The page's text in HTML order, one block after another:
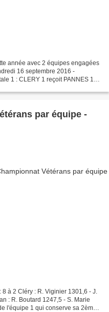
année avec 2 équipes engagées
16 septembre 2016 -
1 : CLERY 1 reçoit PANNES 1 Il
par équipe -
à 2 Cléry : R. Viginier 1301,6 - J.
: R. Boutard 1247,5 - S. Marie
l'équipe 1 qui conserve sa 2ème